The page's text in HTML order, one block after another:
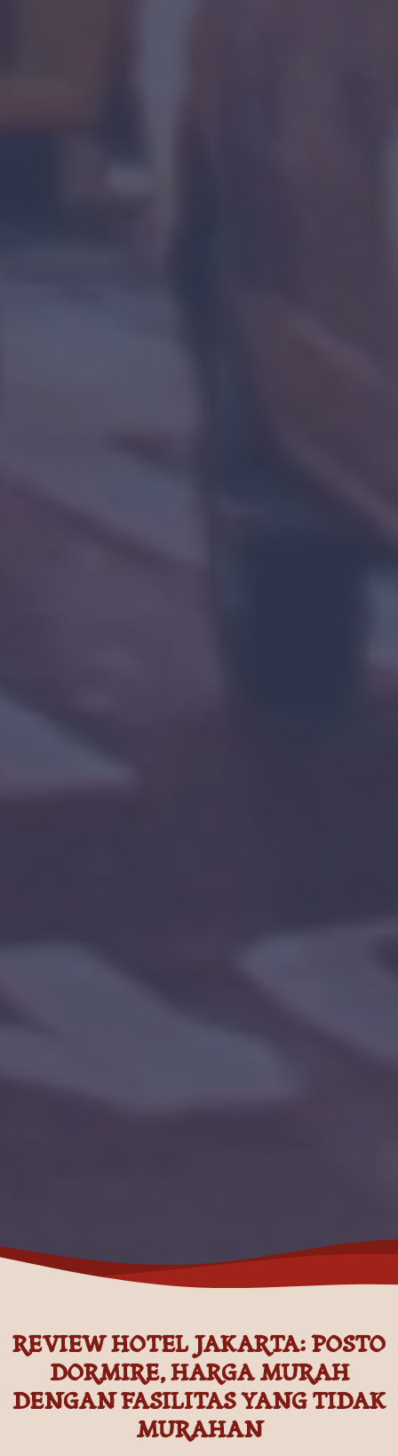
REVIEW HOTEL JAKARTA: POSTO
DORMIRE, HARGA MURAH
DENGAN FASILITAS YANG TIDAK
MURAHAN